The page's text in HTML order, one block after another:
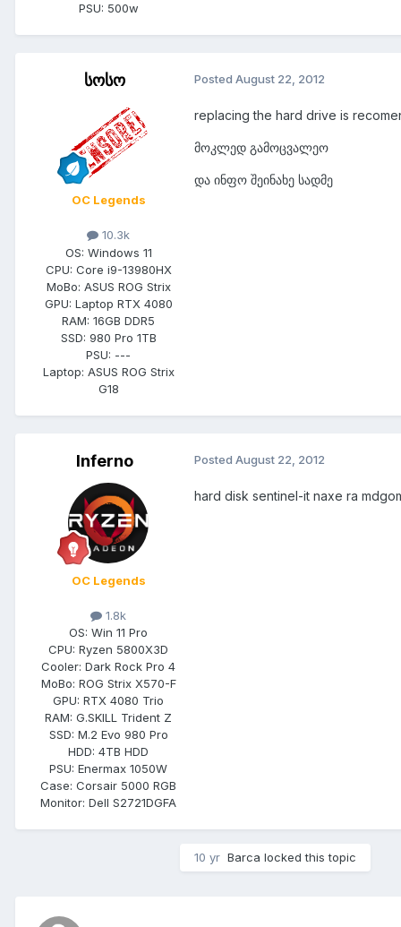
PSU: 500w
სოსო
OC Legends
10.3k
OS: Windows 11
CPU: Core i9-13980HX
MoBo: ASUS ROG Strix
GPU: Laptop RTX 4080
RAM: 16GB DDR5
SSD: 980 Pro 1TB
PSU: ---
Laptop: ASUS ROG Strix
G18
Posted August 22, 2012
replacing the hard drive is
მოკლედ გამოცვალეო
და ინფო შეინახე სადმე
Inferno
OC Legends
1.8k
OS: Win 11 Pro
CPU: Ryzen 5800X3D
Cooler: Dark Rock Pro 4
MoBo: ROG Strix X570-F
GPU: RTX 4080 Trio
RAM: G.SKILL Trident Z
SSD: M.2 Evo 980 Pro
HDD: 4TB HDD
PSU: Enermax 1050W
Case: Corsair 5000 RGB
Monitor: Dell S2721DGFA
Posted August 22, 2012
hard disk sentinel-it naxe ra
10 yr Barca locked this topic